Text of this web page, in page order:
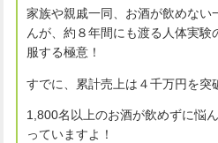
家族や親戚一同、お酒が飲めない
んが、約８年間にも渡る人体実験
服する極意！
すでに、累計売上は４千万円を突
1,800名以上のお酒が飲めずに悩
っていますよ！